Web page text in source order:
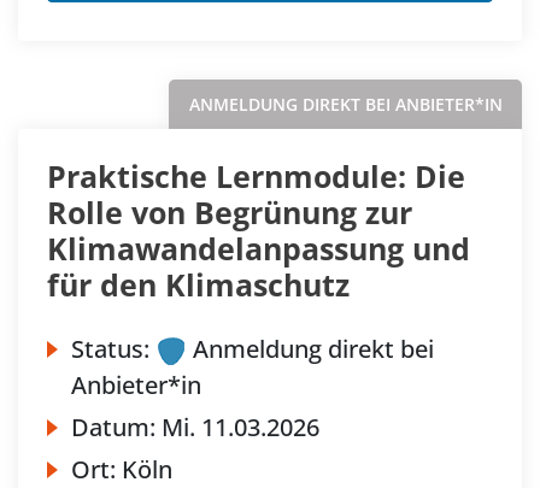
ANMELDUNG DIREKT BEI ANBIETER*IN
Praktische Lernmodule: Die
Rolle von Begrünung zur
Klimawandelanpassung und
für den Klimaschutz
Status:
Anmeldung direkt bei
Anbieter*in
Datum: Mi. 11.03.2026
Ort: Köln